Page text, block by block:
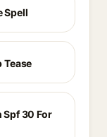
Spell
Tease
Spf 30 For